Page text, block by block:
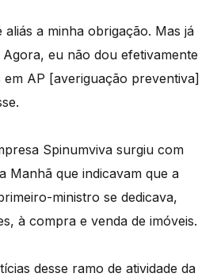
aliás a minha obrigação. Mas já
eu não dou efetivamente
AP [averiguação preventiva]
Spinumviva surgiu com
Manhã que indicavam que a
ministro se dedicava,
à compra e venda de imóveis.
desse ramo de atividade da